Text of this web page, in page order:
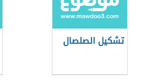
تشكيل الصلصال